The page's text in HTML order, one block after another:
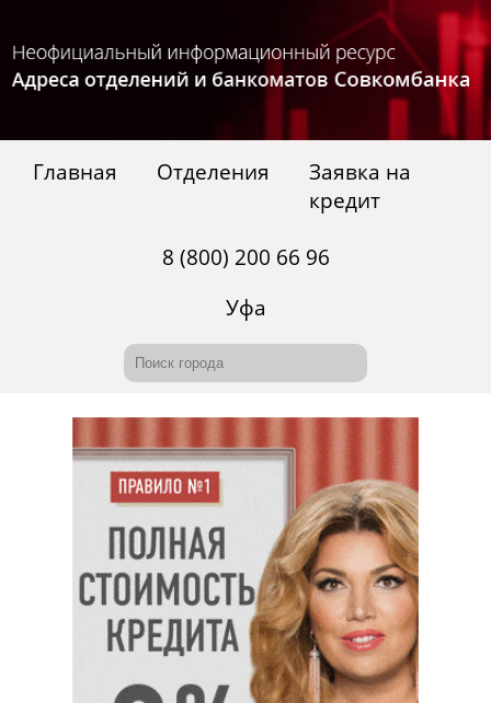
Главная Отделения
Заявка на
кредит
8 (800) 200 66 96
Уфа